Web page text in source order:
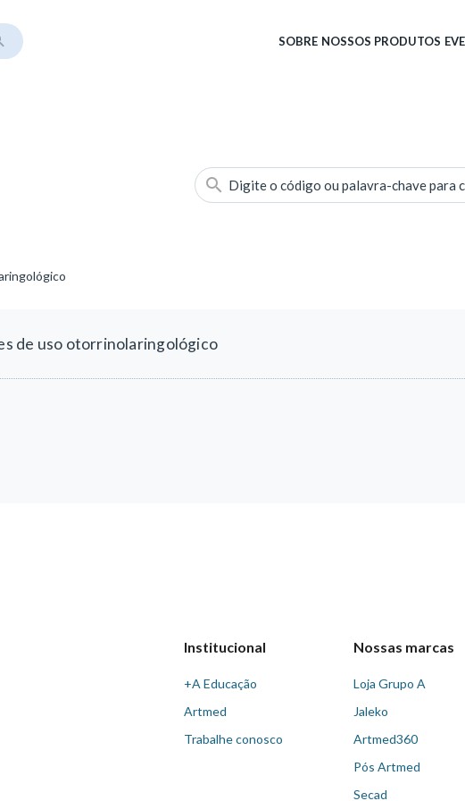
SOBRE NOSSOS PRODUTOS
Digite o código ou palavra-chave para
de uso otorrinolaringológico
Institucional
+A Educação
Artmed
Trabalhe conosco
Nossas marcas
Loja Grupo A
Jaleko
Artmed360
Pós Artmed
Secad